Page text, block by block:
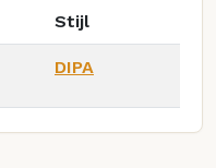
Stijl
DIPA